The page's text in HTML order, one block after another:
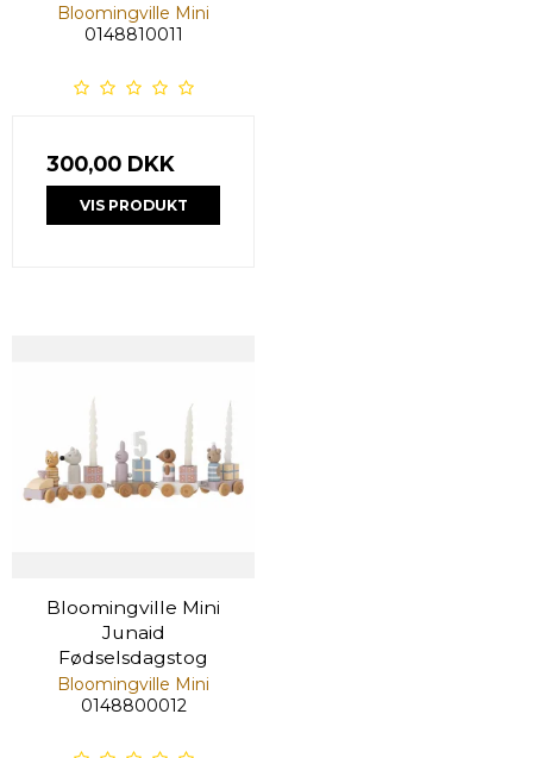
Bloomingville Mini
0148810011
300,00 DKK
VIS PRODUKT
Bloomingville Mini
Junaid
Fødselsdagstog
Bloomingville Mini
0148800012